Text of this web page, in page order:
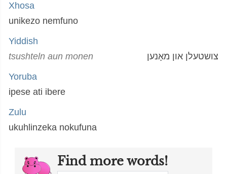
Xhosa
unikezo nemfuno
Yiddish
tsushteln aun monen
צושטעלן און מאָנען
Yoruba
ipese ati ibere
Zulu
ukuhlinzeka nokufuna
Find more words!